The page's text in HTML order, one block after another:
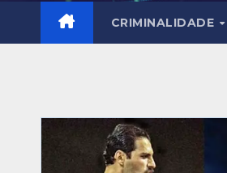
CRIMINALIDADE